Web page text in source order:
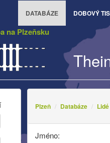
DATABÁZE DOBOVÝ
na Plzeňsku
Plzeň Databáze Lidé
Jméno: